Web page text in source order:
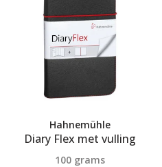
Hahnemühle
Diary Flex met vulling
100 grams